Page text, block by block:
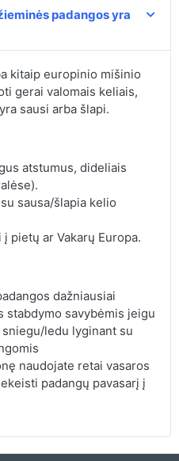
padangos yra
kitaip europinio mišinio
gerai valomais keliais,
sausi arba šlapi.
atstumus, dideliais
sausa/šlapia kelio
pietų ar Vakarų Europa.
dažniausiai
stabdymo savybėmis jeigu
ledu lyginant su
naudojate retai vasaros
padangų pavasarį į